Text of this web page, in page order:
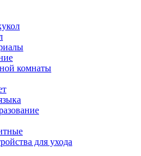
комнаты
для ухода